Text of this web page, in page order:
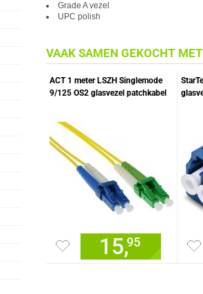
Grade A vezel
UPC polish
VAAK SAMEN GEKOCHT MET
ACT 1 meter LSZH Singlemode
9/125 OS2 glasvezel patchkabel
15,95